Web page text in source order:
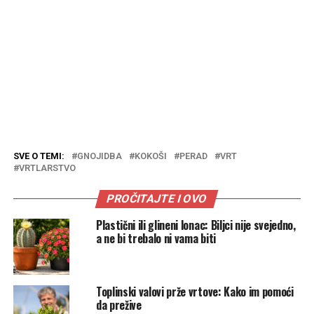
SVE O TEMI: GNOJIDBA KOKOŠI PERAD
VRT
VRTLARSTVO
PROČITAJTE I OVO
Plastični ili glineni lonac: Biljci nije svejedno,
a ne bi trebalo ni vama biti
Toplinski valovi prže vrtove: Kako im pomoći
da prežive